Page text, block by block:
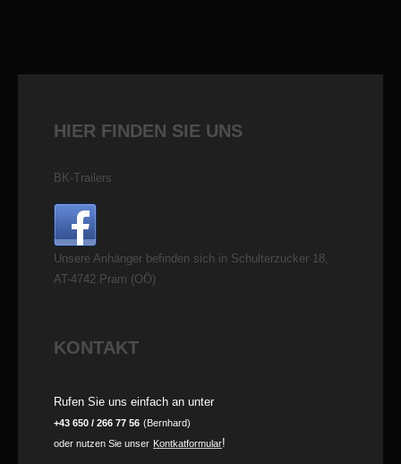
HIER FINDEN SIE UNS
BK-Trailers
Unsere Anhänger befinden sich in Schulterzucker 18,
AT-4742 Pram (OÖ)
KONTAKT
Rufen Sie uns einfach an unter
+43 650 / 266 77 56 (Bernhard)
oder nutzen Sie unser Kontkatformular!